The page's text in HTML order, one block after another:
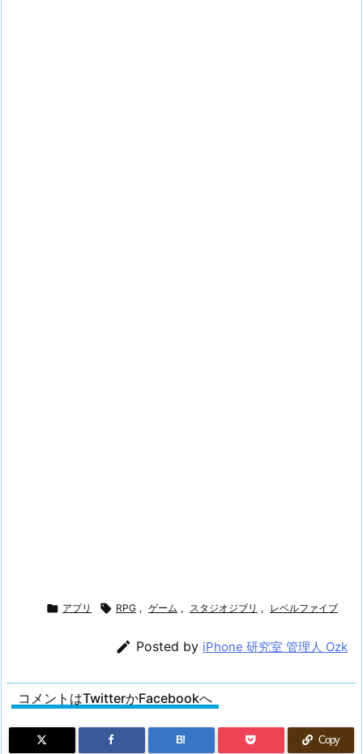
 アプリ  RPG , ゲーム , スタジオジブリ , レベルファイブ
 Posted by iPhone 研究室 管理人 Ozk
コメントはTwitterかFacebookへ
B! Copy